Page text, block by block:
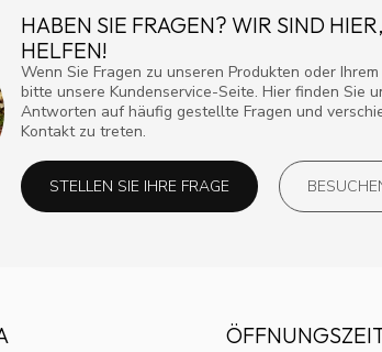
HABEN SIE FRAGEN? WIR SIND
HELFEN!
Wenn Sie Fragen zu unseren Produkten oder
bitte unsere Kundenservice-Seite. Hier finden Sie
Antworten auf häufig gestellte Fragen und
Kontakt zu treten.
STELLEN SIE IHRE FRAGE